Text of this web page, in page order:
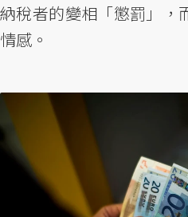
納稅者的變相「懲罰」，
情感。